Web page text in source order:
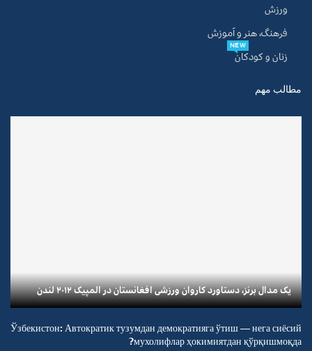
ورزش
فرهنگ، هنر و آموزش
زنان و کودکان
NEW
مطالب مهم
یک مدال برنز، دستاورد کاروان ورزشی افغانستان در المپیک ۲۰۱۲ لندن
Ўзбекистон: Автократик тузумдан демократияга ўтиш — нега сиёсий
мухолифлар ҳокимиятдан қўрқишмоқда?